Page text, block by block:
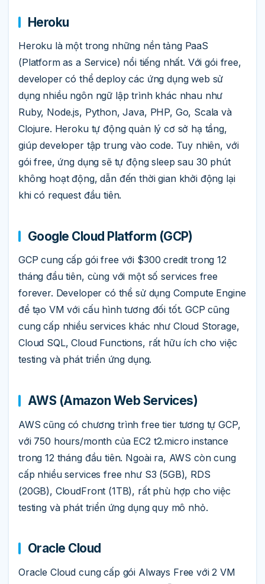
Heroku
Heroku là một trong những nền tảng PaaS
(Platform as a Service) nổi tiếng nhất. Với gói free,
developer có thể deploy các ứng dụng web sử
dụng nhiều ngôn ngữ lập trình khác nhau như
Ruby, Node.js, Python, Java, PHP, Go, Scala và
Clojure. Heroku tự động quản lý cơ sở hạ tầng,
giúp developer tập trung vào code. Tuy nhiên, với
gói free, ứng dụng sẽ tự động sleep sau 30 phút
không hoạt động, dẫn đến thời gian khởi động lại
khi có request đầu tiên.
Google Cloud Platform (GCP)
GCP cung cấp gói free với $300 credit trong 12
tháng đầu tiên, cùng với một số services free
forever. Developer có thể sử dụng Compute Engine
để tạo VM với cấu hình tương đối tốt. GCP cũng
cung cấp nhiều services khác như Cloud Storage,
Cloud SQL, Cloud Functions, rất hữu ích cho việc
testing và phát triển ứng dụng.
AWS (Amazon Web Services)
AWS cũng có chương trình free tier tương tự GCP,
với 750 hours/month của EC2 t2.micro instance
trong 12 tháng đầu tiên. Ngoài ra, AWS còn cung
cấp nhiều services free như S3 (5GB), RDS
(20GB), CloudFront (1TB), rất phù hợp cho việc
testing và phát triển ứng dụng quy mô nhỏ.
Oracle Cloud
Oracle Cloud cung cấp gói Always Free với 2 VM